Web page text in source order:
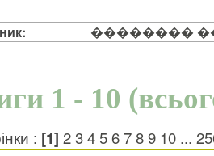
��������
1 - 10
: [1] 23456789 10 ...